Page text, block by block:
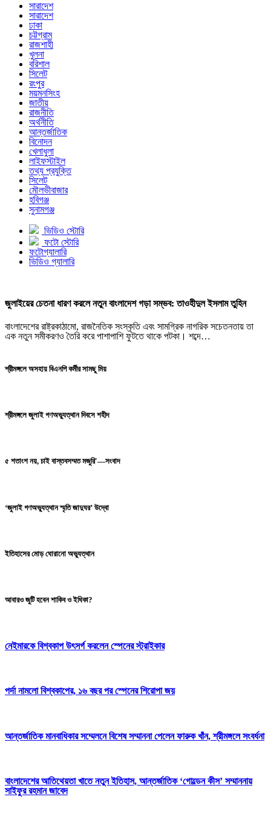
সারাদেশ
সারাদেশ
ঢাকা
চট্টগ্রাম
রাজশাহী
খুলনা
বরিশাল
সিলেট
রংপুর
ময়মনসিংহ
জাতীয়
রাজনীতি
অর্থনীতি
আন্তর্জাতিক
বিনোদন
খেলাধুলা
লাইফস্টাইল
তথ্য প্রযুক্তি
সিলেট
মৌলভীবাজার
হবিগঞ্জ
সুনামগঞ্জ
ভিডিও স্টোরি
ফটো স্টোরি
ফটোগ্যালারি
ভিডিও গ্যালারি
জুলাইয়ের চেতনা ধারণ করলে নতুন বাংলাদেশ গড়া সম্ভব: তাওহীদুল ইসলাম তুহিন
বাংলাদেশের রাষ্ট্রকাঠামো, রাজনৈতিক সংস্কৃতি এবং সামগ্রিক নাগরিক সচেতনতায় তা
এক নতুন সমীকরণও তৈরি করে পাশাপাশি ফুটতে থাকে পটকা। শব্দে…
শ্রীমঙ্গলে অসহায় বিএনপি কর্মীর সামছু মিয়
শ্রীমঙ্গলে জুলাই গণঅভ্যুত্থান দিবসে শহীদ
৫ শতাংশ নয়, চাই বাস্তবসম্মত মজুরি'—সংবাদ
‘জুলাই গণঅভ্যুত্থান স্মৃতি জাদুঘর’ উদ্বো
ইতিহাসের মোড় ঘোরানো অভ্যুত্থান
আবারও জুটি হবেন শাকিব ও ইধিকা?
নেইমারকে বিশ্বকাপ উৎসর্গ করলেন স্পেনের স্ট্রাইকার
পর্দা নামলো বিশ্বকাপের, ১৬ বছর পর স্পেনের শিরোপা জয়
আন্তর্জাতিক মানবাধিকার সম্মেলনে বিশেষ সম্মাননা পেলেন ফারুক খাঁন, শ্রীমঙ্গলে সংবর্ধনা
বাংলাদেশের আতিথেয়তা খাতে নতুন ইতিহাস, আন্তর্জাতিক ‘গোল্ডেন কীস’ সম্মাননায়
সাইফুর রহমান জাবেদ